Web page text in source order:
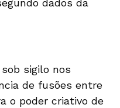
dados da
sigilo nos
de fusões entre
o poder criativo de